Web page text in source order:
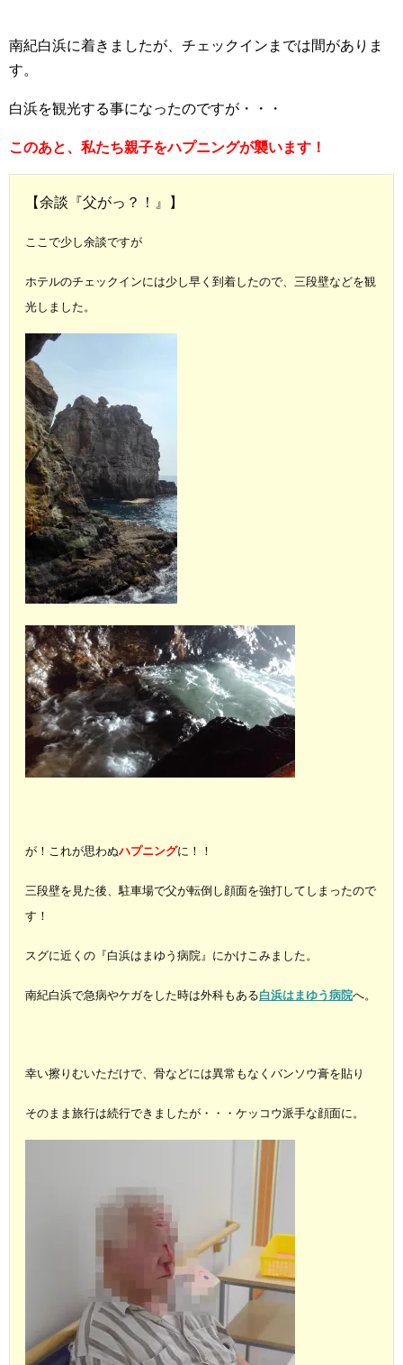
南紀白浜に着きましたが、チェックインまでは間がありま
す。
白浜を観光する事になったのですが・・・
このあと、私たち親子をハプニングが襲います！
【余談『父がっ？！』】
ここで少し余談ですが
ホテルのチェックインには少し早く到着したので、三段壁などを観
光しました。
が！これが思わぬハプニングに！！
三段壁を見た後、駐車場で父が転倒し顔面を強打してしまったので
す！
スグに近くの『白浜はまゆう病院』にかけこみました。
南紀白浜で急病やケガをした時は外科もある白浜はまゆう病院へ。
幸い擦りむいただけで、骨などには異常もなくバンソウ膏を貼り
そのまま旅行は続行できましたが・・・ケッコウ派手な顔面に。